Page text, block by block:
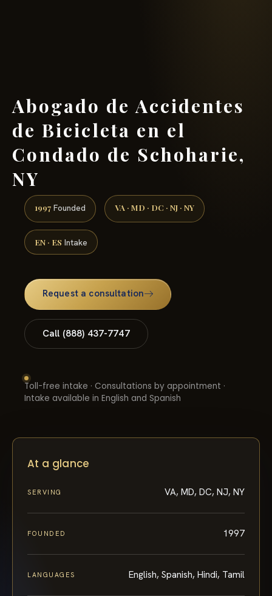
Abogado de Accidentes
de Bicicleta en el
Condado de Schoharie,
NY
1997 Founded VA · MD · DC · NJ · NY
EN · ES Intake
Request a consultation
Call (888) 437-7747
Toll-free intake · Consultations by appointment ·
Intake available in English and Spanish
At a glance
SERVING VA, MD, DC, NJ, NY
FOUNDED 1997
LANGUAGES English, Spanish, Hindi, Tamil